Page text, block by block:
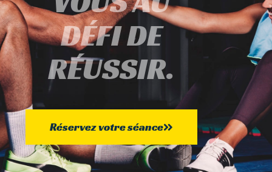
DÉFI DE
RÉUSSIR.
Réservez votre séance